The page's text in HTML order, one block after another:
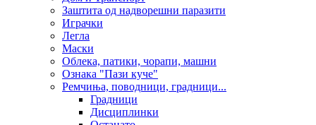
Заштита од надворешни паразити
Играчки
Легла
Маски
Облека, патики, чорапи, машни
Ознака "Пази куче"
Ремчиња, поводници, градници...
Градници
Дисциплинки